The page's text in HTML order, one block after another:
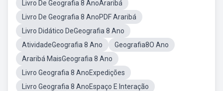
Livro De Geografia 8 AnoAraribá
Livro De Geografia 8 AnoPDF Araribá
Livro Didático DeGeografia 8 Ano
AtividadeGeografia 8 Ano
Geografia8O Ano
Araribá MaisGeografia 8 Ano
Livro Geografia 8 AnoExpedições
Livro Geografia 8 AnoEspaço E Interação